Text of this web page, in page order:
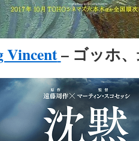
Vincent– ゴッホ